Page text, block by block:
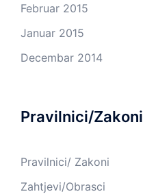
Februar 2015
Januar 2015
Decembar 2014
Pravilnici/Zakoni
Pravilnici/ Zakoni
Zahtjevi/Obrasci